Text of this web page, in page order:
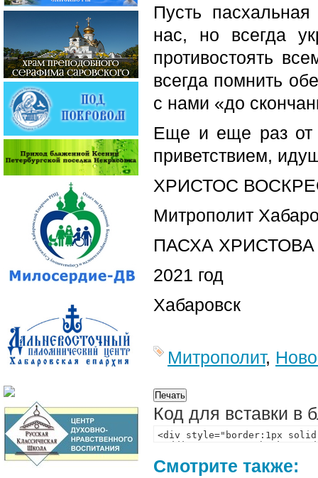
Пусть
нас, но всегда
противостоять
всегда помнить
с нами «до
Еще и еще раз от
приветствием,
ХРИСТОС
Митрополит
ПАСХА ХРИСТОВА
2021 год
Хабаровск
Митрополит,
Код для вставки в
Смотрите также: